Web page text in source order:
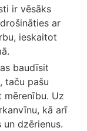
ir vēsāks
ar
ieskaitot
baudīsit
taču pašu
mērenību. Uz
kā arī
un dzērienus.